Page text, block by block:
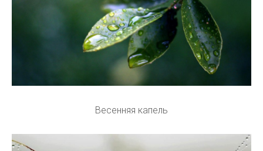
Весенняя капель